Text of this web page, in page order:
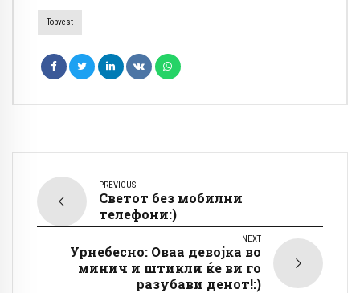
Topvest
PREVIOUS
Светот без мобилни
телефони:)
NEXT
Урнебесно: Оваа девојка во
минич и штикли ќе ви го
разубави денот!:)